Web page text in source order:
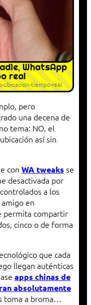
WhatsApp
real
ubicacion-tiempo-real
pero
una decena de
tema: NO, el
así sin
con WA tweaks se
desactivada por
a los
en
permita compartir
cinco o de forma
que cada
llegan auténticas
apps chinas de
absolutamente
toma a broma…